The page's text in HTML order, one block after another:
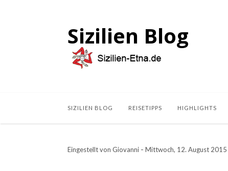
Sizilien Blog
SIZILIEN BLOG REISETIPPS HIGHLIGHTS
Eingestellt von Giovanni - Mittwoch, 12. August 2015